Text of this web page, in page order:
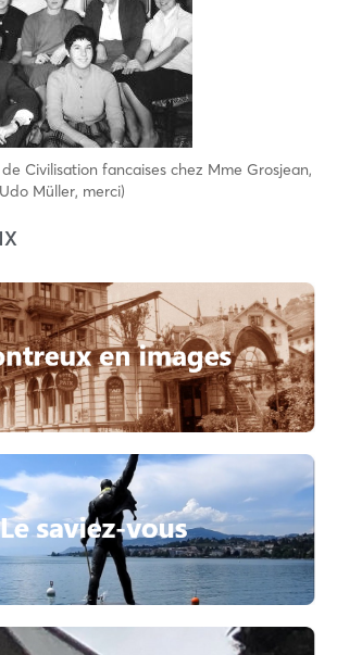
Civilisation fancaises chez Mme Grosjean,
Müller, merci)